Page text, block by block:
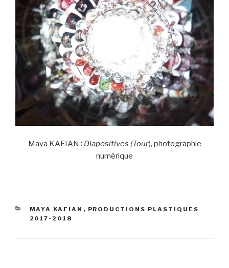
Maya KAFIAN : Diapositives (Tour), photographie
numérique
CATÉGORIES
MAYA KAFIAN , PRODUCTIONS PLASTIQUES
2017-2018